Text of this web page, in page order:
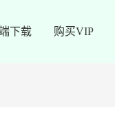
下载 购买VIP